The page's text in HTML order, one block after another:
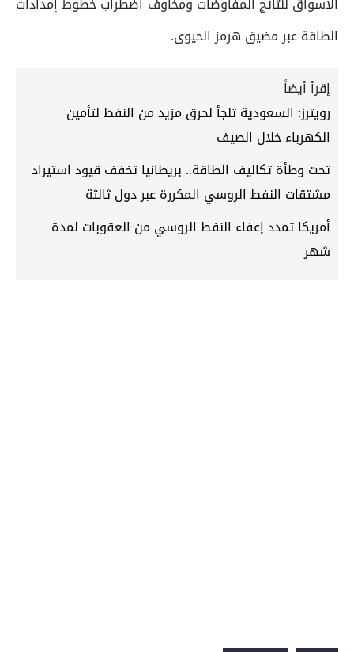
الطاقة عبر مضيق هرمز الحيوى.
إقرأ أيضاً
رويترز: السعودية تلجأ لحرق مزيد من النفط لتأمين
الكهرباء خلال الصيف
تحت وطأة تكاليف الطاقة.. بريطانيا تخفف قيود استيراد
مشتقات النفط الروسي المكررة عبر دول ثالثة
أمريكا تمدد إعفاء النفط الروسي من العقوبات لمدة
شهر